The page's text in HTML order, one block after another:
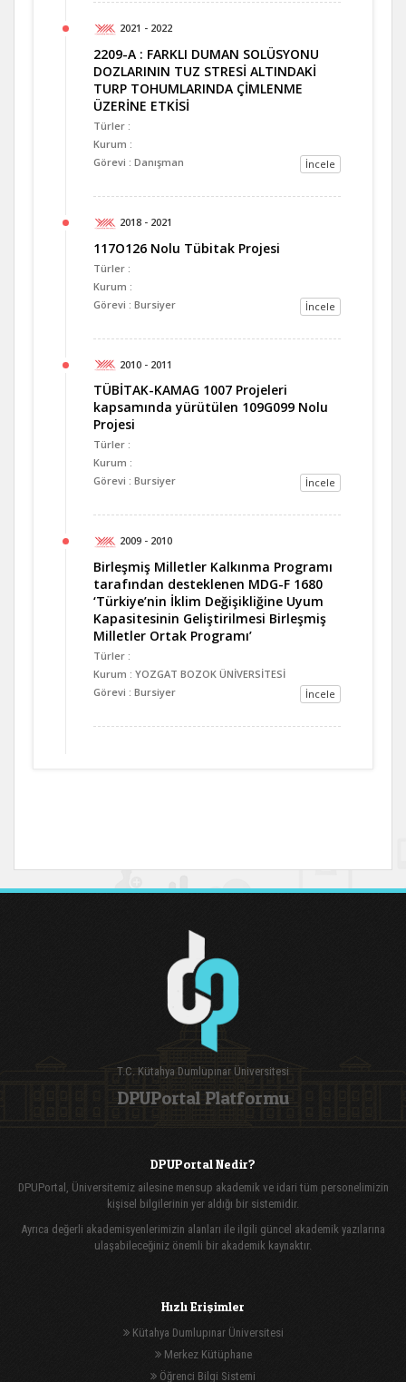
2021 - 2022
2209-A : FARKLI DUMAN SOLÜSYONU
DOZLARININ TUZ STRESİ ALTINDAKİ
TURP TOHUMLARINDA ÇİMLENME
ÜZERİNE ETKİSİ
Türler :
Kurum :
Görevi : Danışman
İncele
2018 - 2021
117O126 Nolu Tübitak Projesi
Türler :
Kurum :
Görevi : Bursiyer
İncele
2010 - 2011
TÜBİTAK-KAMAG 1007 Projeleri
kapsamında yürütülen 109G099 Nolu
Projesi
Türler :
Kurum :
Görevi : Bursiyer
İncele
2009 - 2010
Birleşmiş Milletler Kalkınma Programı
tarafından desteklenen MDG-F 1680
‘Türkiye’nin İklim Değişikliğine Uyum
Kapasitesinin Geliştirilmesi Birleşmiş
Milletler Ortak Programı’
Türler :
Kurum : YOZGAT BOZOK ÜNİVERSİTESİ
Görevi : Bursiyer
İncele
T.C. Kütahya Dumlupınar Üniversitesi
DPUPortal Platformu
DPUPortal Nedir?
DPUPortal, Üniversitemiz ailesine mensup akademik ve idari tüm personelimizin
kişisel bilgilerinin yer aldığı bir sistemidir.
Ayrıca değerli akademisyenlerimizin alanları ile ilgili güncel akademik yazılarına
ulaşabileceğiniz önemli bir akademik kaynaktır.
Hızlı Erişimler
Kütahya Dumlupınar Üniversitesi
Merkez Kütüphane
Öğrenci Bilgi Sistemi